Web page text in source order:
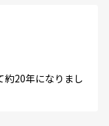
約20年になりまし